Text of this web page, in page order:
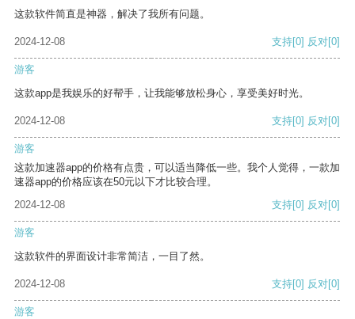
这款软件简直是神器，解决了我所有问题。
2024-12-08 支持[0] 反对[0]
游客
这款app是我娱乐的好帮手，让我能够放松身心，享受美好时光。
2024-12-08 支持[0] 反对[0]
游客
这款加速器app的价格有点贵，可以适当降低一些。我个人觉得，一款加
速器app的价格应该在50元以下才比较合理。
2024-12-08
支持[0] 反对[0]
游客
这款软件的界面设计非常简洁，一目了然。
2024-12-08 支持[0] 反对[0]
游客